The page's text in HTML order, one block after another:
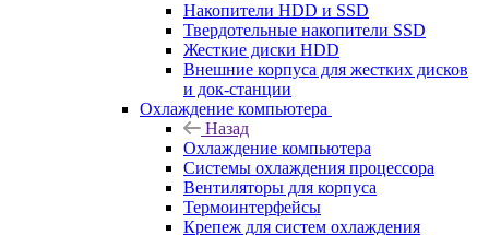
Накопители HDD и SSD
Твердотельные накопители SSD
Жесткие диски HDD
Внешние корпуса для жестких дисков
и док-станции
Охлаждение компьютера
Назад
Охлаждение компьютера
Системы охлаждения процессора
Вентиляторы для корпуса
Термоинтерфейсы
Крепеж для систем охлаждения